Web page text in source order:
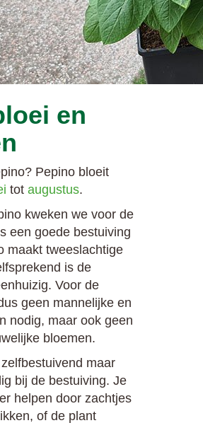
en
Pepino bloeit
tot augustus.
kweken we voor de
een goede bestuiving
maakt tweeslachtige
is de
Voor de
geen mannelijke en
nodig, maar ook geen
bloemen.
maar
bij de bestuiving. Je
helpen door zachtjes
of de plant